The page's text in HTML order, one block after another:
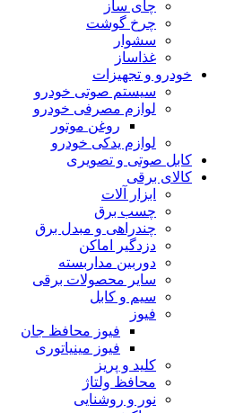
چای ساز
چرخ گوشت
سشوار
غذاساز
خودرو و تجهیزات
سیستم صوتی خودرو
لوازم مصرفی خودرو
روغن موتور
لوازم یدکی خودرو
کابل صوتی و تصویری
کالای برقی
ابزار آلات
چسب برق
چندراهی و مبدل برق
دزدگیر اماکن
دوربین مداربسته
سایر محصولات برقی
سیم و کابل
فیوز
فیوز محافظ جان
فیوز مینیاتوری
کلید و پریز
محافظ ولتاژ
نور و روشنایی